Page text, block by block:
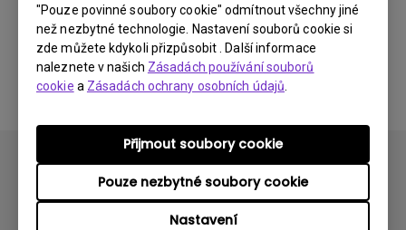
"Pouze povinné soubory cookie" odmítnout všechny jiné
než nezbytné technologie. Nastavení souborů cookie si
zde můžete kdykoli přizpůsobit . Další informace
naleznete v našich Zásadách používání souborů
cookie a Zásadách ochrany osobních údajů
Nastavení
Pouze nezbytné soubory cookie
Přijmout soubory cookie
Používáním kteréhokoli z výše uvedených programů
souhlasíte s našimi podmínkamiLicenční smlouvy pro